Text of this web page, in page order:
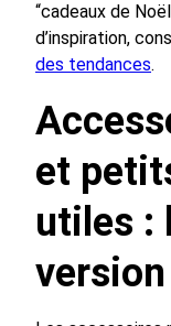
“cadeaux de
d’inspiration,
des tendances.
et
utiles :